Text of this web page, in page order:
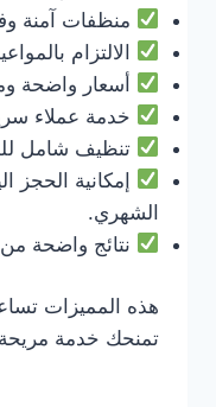
منظفات آمنة
الالتزام
أسعار واضحة
خدمة عملاء
تنظيف شامل
إمكانية الحجز
الشهري.
نتائج واضحة
هذه المميزات
تمنحك خدمة